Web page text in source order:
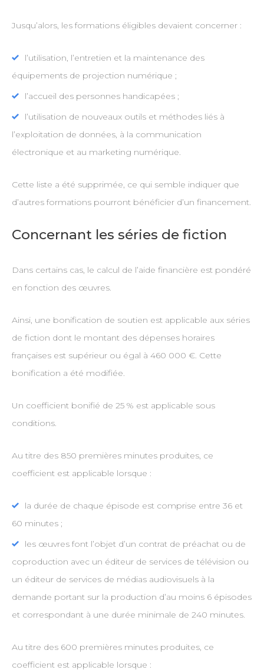
Jusqu’alors, les formations éligibles devaient concerner :
l’utilisation, l’entretien et la maintenance des
équipements de projection numérique ;
l’accueil des personnes handicapées ;
l’utilisation de nouveaux outils et méthodes liés à
l’exploitation de données, à la communication
électronique et au marketing numérique.
Cette liste a été supprimée, ce qui semble indiquer que
d’autres formations pourront bénéficier d’un financement.
Concernant les séries de fiction
Dans certains cas, le calcul de l’aide financière est pondéré
en fonction des œuvres.
Ainsi, une bonification de soutien est applicable aux séries
de fiction dont le montant des dépenses horaires
françaises est supérieur ou égal à 460 000 €. Cette
bonification a été modifiée.
Un coefficient bonifié de 25 % est applicable sous
conditions.
Au titre des 850 premières minutes produites, ce
coefficient est applicable lorsque :
la durée de chaque épisode est comprise entre 36 et
60 minutes ;
les œuvres font l’objet d’un contrat de préachat ou de
coproduction avec un éditeur de services de télévision ou
un éditeur de services de médias audiovisuels à la
demande portant sur la production d’au moins 6 épisodes
et correspondant à une durée minimale de 240 minutes.
Au titre des 600 premières minutes produites, ce
coefficient est applicable lorsque :